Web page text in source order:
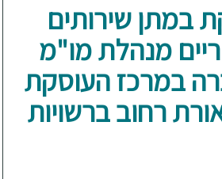
במתן שירותים
מנהלת מו"מ
במרכז העוסקת
רחוב ברשויות